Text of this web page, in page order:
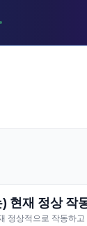
현재 정상 작
정상적으로 작동하